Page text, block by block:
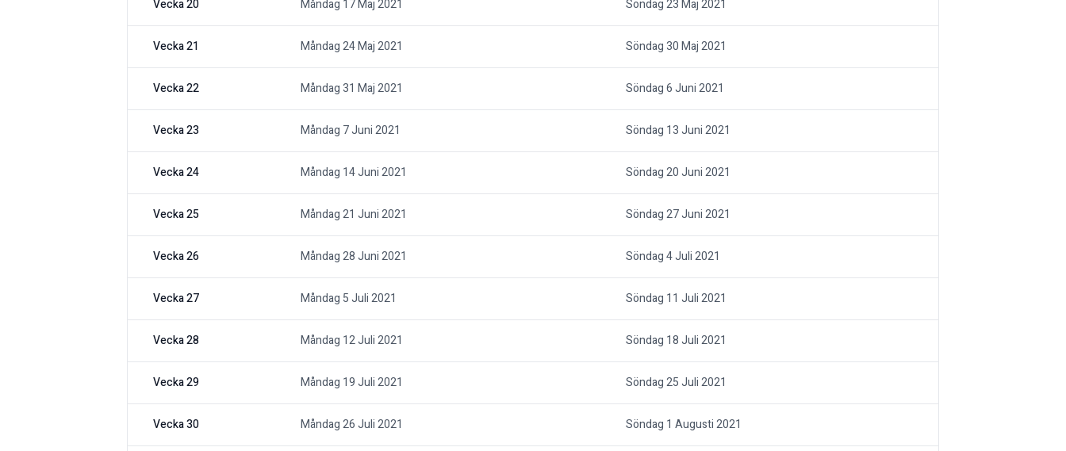
Vecka 20 Måndag 17 Maj 2021 Söndag 23 Maj 2021
Vecka 21 Måndag 24 Maj 2021 Söndag 30 Maj 2021
Vecka 22 Måndag 31 Maj 2021 Söndag 6 Juni 2021
Vecka 23 Måndag 7 Juni 2021 Söndag 13 Juni 2021
Vecka 24 Måndag 14 Juni 2021 Söndag 20 Juni 2021
Vecka 25 Måndag 21 Juni 2021 Söndag 27 Juni 2021
Vecka 26 Måndag 28 Juni 2021 Söndag 4 Juli 2021
Vecka 27 Måndag 5 Juli 2021 Söndag 11 Juli 2021
Vecka 28 Måndag 12 Juli 2021 Söndag 18 Juli 2021
Vecka 29 Måndag 19 Juli 2021 Söndag 25 Juli 2021
Vecka 30 Måndag 26 Juli 2021 Söndag 1 Augusti 2021